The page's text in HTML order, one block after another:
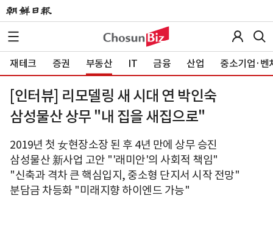
재테크 증권 부동산 IT 금융 산업 중소기업·벤
[인터뷰] 리모델링 새 시대 연 박인숙
삼성물산 상무 "내 집을 새집으로"
2019년 첫 女현장소장 된 후 4년 만에 상무 승진
삼성물산 新사업 고안 "'래미안'의 사회적 책임"
"신축과 격차 큰 핵심입지, 중소형 단지서 시작 전망"
분담금 차등화 "미래지향 하이엔드 가능"